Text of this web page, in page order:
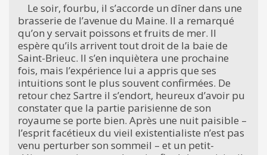
Le soir, fourbu, il s’accorde un dîner dans une
brasserie de l’avenue du Maine. Il a remarqué
qu’on y servait poissons et fruits de mer. Il
espère qu’ils arrivent tout droit de la baie de
Saint-Brieuc. Il s’en inquiètera une prochaine
fois, mais l’expérience lui a appris que ses
intuitions sont le plus souvent confirmées. De
retour chez Sartre il s’endort, heureux d’avoir pu
constater que la partie parisienne de son
royaume se porte bien. Après une nuit paisible –
l’esprit facétieux du vieil existentialiste n’est pas
venu perturber son sommeil – et un petit-